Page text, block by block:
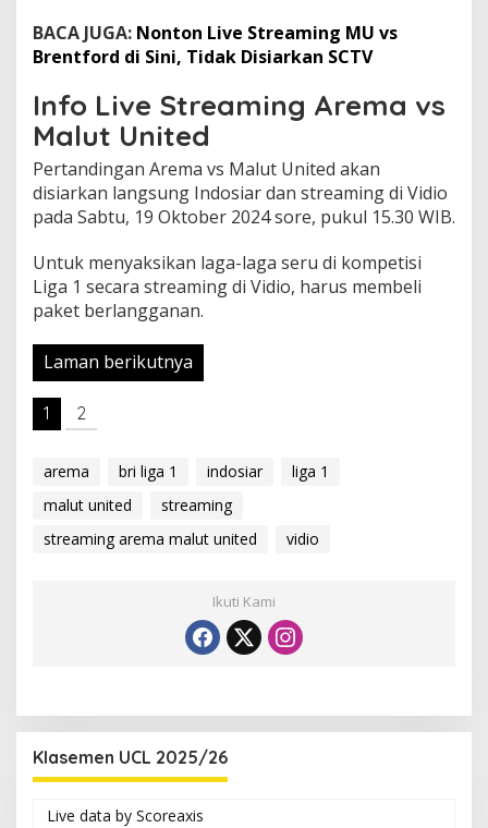
BACA JUGA: Nonton Live Streaming MU vs
Brentford di Sini, Tidak Disiarkan SCTV
Info Live Streaming Arema vs
Malut United
Pertandingan Arema vs Malut United akan
disiarkan langsung Indosiar dan streaming di Vidio
pada Sabtu, 19 Oktober 2024 sore, pukul 15.30 WIB.
Untuk menyaksikan laga-laga seru di kompetisi
Liga 1 secara streaming di Vidio, harus membeli
paket berlangganan.
Laman berikutnya
1 2
arema bri liga 1 indosiar
liga 1
malut united
streaming
streaming arema malut united
vidio
Ikuti Kami
Klasemen UCL 2025/26
Live data by Scoreaxis